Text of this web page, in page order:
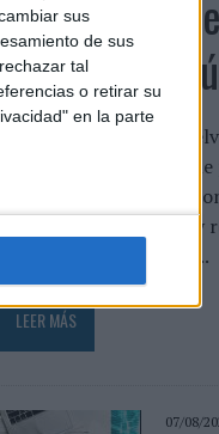
sus
de sus
tal
o retirar su
en la parte
las
regreso del
La compañía lanza
soñar’, una campaña
expectativas de los
la temporada 2026/27 y
posicionamiento como...
LEER MÁS
07/08/